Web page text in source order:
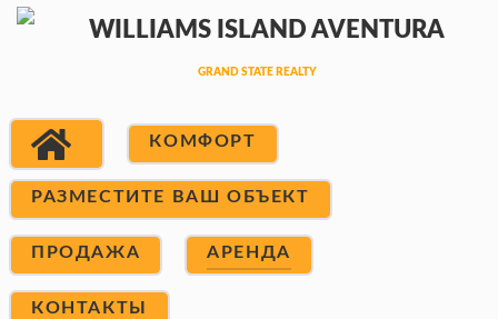
КОМФОРТ
РАЗМЕСТИТЕ ВАШ ОБЪЕКТ
ПРОДАЖА АРЕНДА
КОНТАКТЫ